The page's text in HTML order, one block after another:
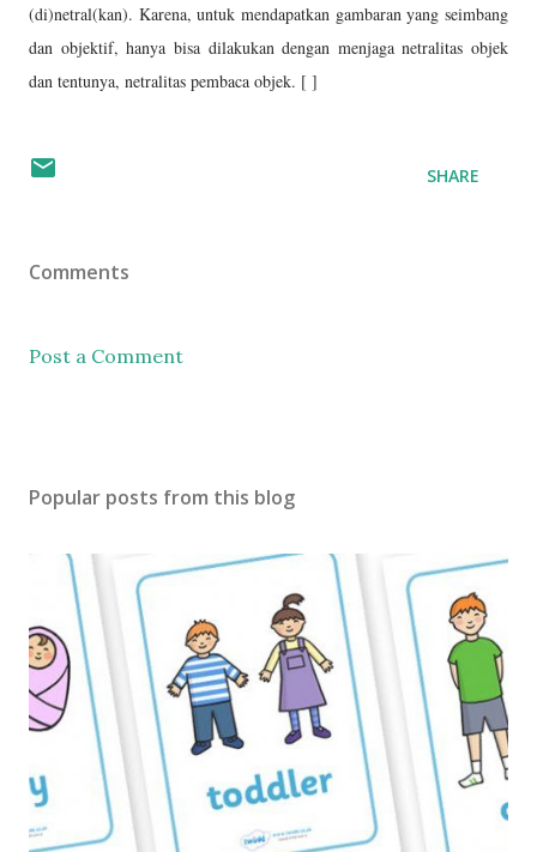
(di)netral(kan). Karena, untuk mendapatkan gambaran yang seimbang
dan objektif, hanya bisa dilakukan dengan menjaga netralitas objek
dan tentunya, netralitas pembaca objek. [ ]
SHARE
Comments
Post a Comment
Popular posts from this blog